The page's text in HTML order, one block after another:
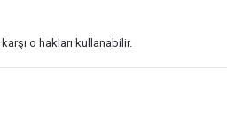
o hakları kullanabilir.